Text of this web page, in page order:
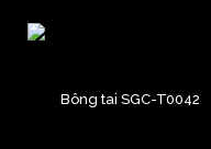
Bông tai SGC-T0042